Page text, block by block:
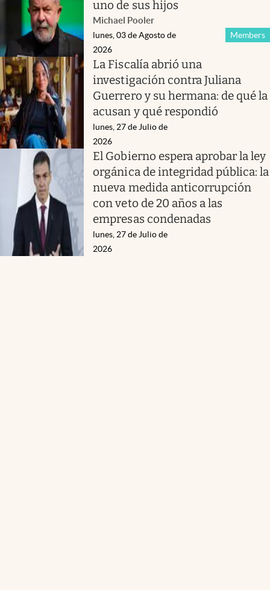
uno de sus hijos
Michael Pooler
Members
lunes, 03 de Agosto de
2026
La Fiscalía abrió una
investigación contra Juliana
Guerrero y su hermana: de qué la
acusan y qué respondió
lunes, 27 de Julio de
2026
El Gobierno espera aprobar la ley
orgánica de integridad pública: la
nueva medida anticorrupción
con veto de 20 años a las
empresas condenadas
lunes, 27 de Julio de
2026